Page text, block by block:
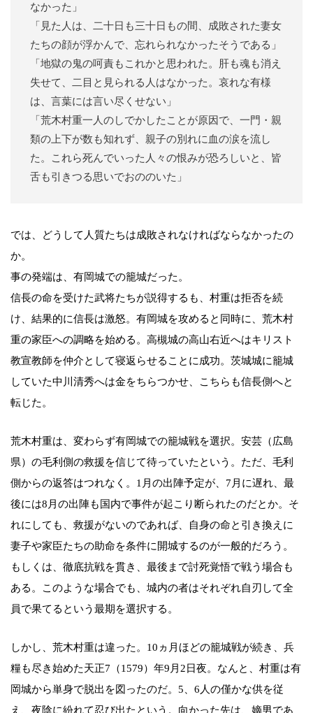
なかった」
「見た人は、二十日も三十日もの間、成敗された妻女
たちの顔が浮かんで、忘れられなかったそうである」
「地獄の鬼の呵責もこれかと思われた。肝も魂も消え
失せて、二目と見られる人はなかった。哀れな有様
は、言葉には言い尽くせない」
「荒木村重一人のしでかしたことが原因で、一門・親
類の上下が数も知れず、親子の別れに血の涙を流し
た。これら死んでいった人々の恨みが恐ろしいと、皆
舌も引きつる思いでおののいた」
では、どうして人質たちは成敗されなければならなかったの
か。
事の発端は、有岡城での籠城だった。
信長の命を受けた武将たちが説得するも、村重は拒否を続
け、結果的に信長は激怒。有岡城を攻めると同時に、荒木村
重の家臣への調略を始める。高槻城の高山右近へはキリスト
教宣教師を仲介として寝返らせることに成功。茨城城に籠城
していた中川清秀へは金をちらつかせ、こちらも信長側へと
転じた。
荒木村重は、変わらず有岡城での籠城戦を選択。安芸（広島
県）の毛利側の救援を信じて待っていたという。ただ、毛利
側からの返答はつれなく。1月の出陣予定が、7月に遅れ、最
後には8月の出陣も国内で事件が起こり断られたのだとか。そ
れにしても、救援がないのであれば、自身の命と引き換えに
妻子や家臣たちの助命を条件に開城するのが一般的だろう。
もしくは、徹底抗戦を貫き、最後まで討死覚悟で戦う場合も
ある。このような場合でも、城内の者はそれぞれ自刃して全
員で果てるという最期を選択する。
しかし、荒木村重は違った。10ヵ月ほどの籠城戦が続き、兵
糧も尽き始めた天正7（1579）年9月2日夜。なんと、村重は有
岡城から単身で脱出を図ったのだ。5、6人の僅かな供を従
え、夜陰に紛れて忍び出たという。向かった先は、嫡男であ